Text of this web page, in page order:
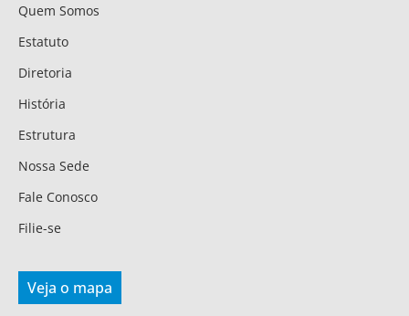
Quem Somos
Estatuto
Diretoria
História
Estrutura
Nossa Sede
Fale Conosco
Filie-se
Veja o mapa